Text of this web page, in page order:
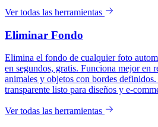
Ver todas las herramientas
Eliminar Fondo
Elimina el fondo de cualquier foto
en segundos, gratis. Funciona mejor en
animales y objetos con bordes
transparente listo para diseños y e-
Ver todas las herramientas